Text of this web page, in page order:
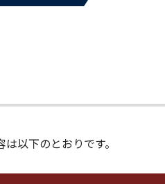
以下のとおりです。